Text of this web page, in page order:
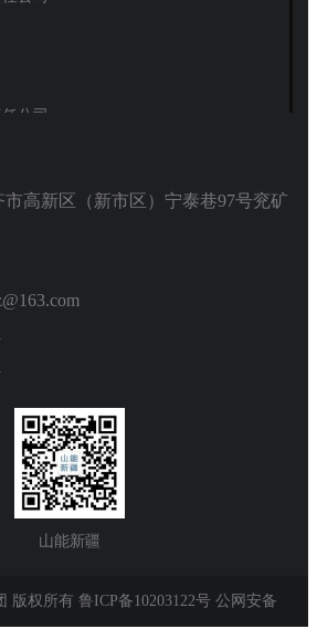
查尔县扎格斯台水库；投入300万元对吉
行帮扶、助力乡村振兴；资助3000万元
昌吉市、甘泉堡园区等捐赠现金、防疫
化积极打造“聚·融”党建工作模式和“和·
莲”党员先锋、“石榴籽”民族团结、“小白
心关爱四大企业文化品牌。投资7亿余元
工在新疆安心工作，凝聚产业援疆正能
优煤炭、煤化工两大主导产业，积极拓展
三个产业，重点打造乌昌、伊犁、准
园区，到“十四五”末，力争投资达到500
炭产能5000万吨、力争7000万吨；力争
到500万吨以上，着力打造低碳绿色产业
公司
公司
限公司
高新区（新市区）宁泰巷97号兖矿
山能新疆
版权所有 鲁ICP备10203122号 公网安备